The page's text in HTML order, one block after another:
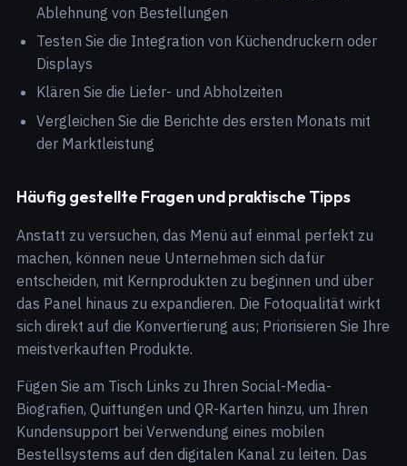
Ablehnung von Bestellungen
Testen Sie die Integration von Küchendruckern oder
Displays
Klären Sie die Liefer- und Abholzeiten
Vergleichen Sie die Berichte des ersten Monats mit
der Marktleistung
Häufig gestellte Fragen und praktische Tipps
Anstatt zu versuchen, das Menü auf einmal perfekt zu
machen, können neue Unternehmen sich dafür
entscheiden, mit Kernprodukten zu beginnen und über
das Panel hinaus zu expandieren. Die Fotoqualität wirkt
sich direkt auf die Konvertierung aus; Priorisieren Sie Ihre
meistverkauften Produkte.
Fügen Sie am Tisch Links zu Ihren Social-Media-
Biografien, Quittungen und QR-Karten hinzu, um Ihren
Kundensupport bei Verwendung eines mobilen
Bestellsystems auf den digitalen Kanal zu leiten. Das